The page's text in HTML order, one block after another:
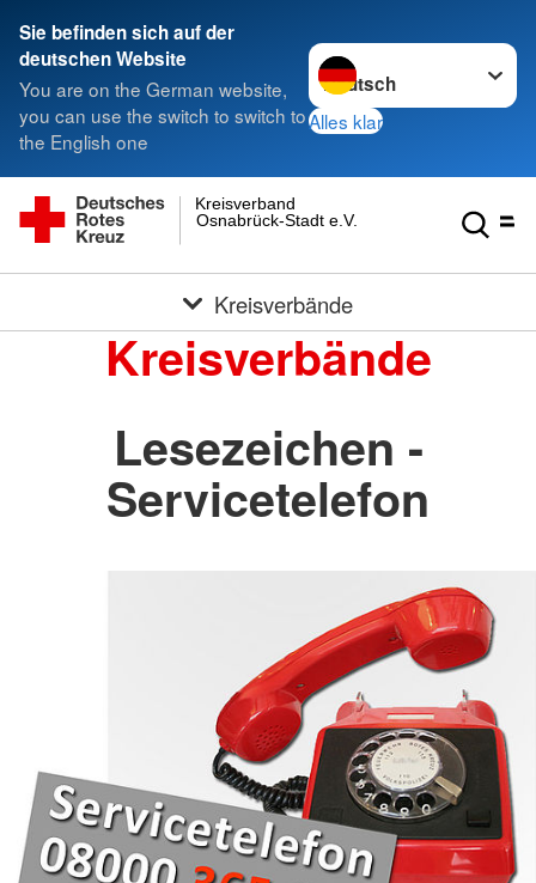
Sie befinden sich auf der
deutschen Website
You are on the German website,
you can use the switch to switch to
the English one
Sprache wechseln zu
Alles klar
Osnabrück-Stadt e.V.
Kreisverband
Kreisverbände
Kreisverbände
Lesezeichen -
Servicetelefon